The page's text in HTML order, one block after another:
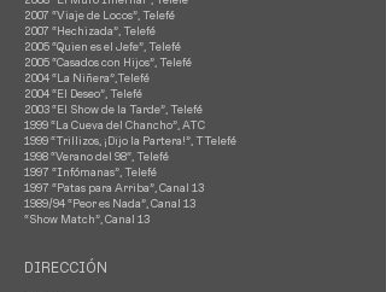
2007 “Viaje de Locos”, Telefé
2007 “Hechizada”, Telefé
2005 “Quien es el Jefe”, Telefé
2005 “Casados con Hijos”, Telefé
2004 “La Niñera”,Telefé
2004 “El Deseo”, Telefé
2003 “El Show de la Tarde”, Telefé
1999 “La Cueva del Chancho”, ATC
1999 “Trillizos, ¡Dijo la Partera!”, TTelefé
1998 “Verano del 98″, Telefé
1997 “Infómanas”, Telefé
1997 “Patas para Arriba”, Canal 13
1989/94 “Peor es Nada”, Canal 13
“Show Match”, Canal 13
DIRECCIÓN